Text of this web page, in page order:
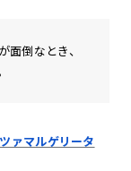
倒なとき、
ァマルゲリータ